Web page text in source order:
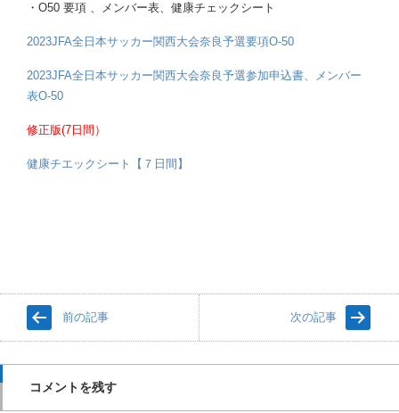
・O50 要項 、メンバー表、健康チェックシート
2023JFA全日本サッカー関西大会奈良予選要項O-50
2023JFA全日本サッカー関西大会奈良予選参加申込書、メンバー
表O-50
修正版(7日間）
健康チエックシート【７日間】
前の記事 次の記事
コメントを残す